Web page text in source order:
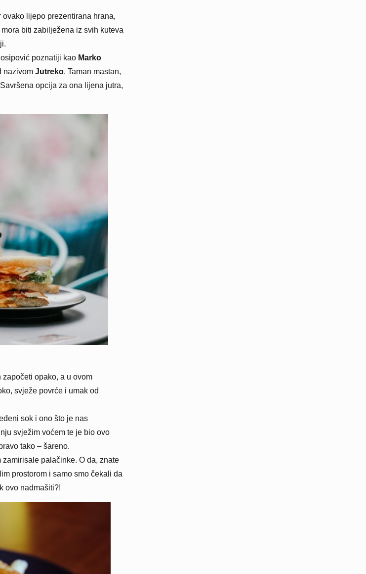
lijepo prezentirana hrana,
mora biti zabilježena iz svih kuteva
poznatiji kao Marko
nazivom Jutreko. Taman mastan,
opcija za ona lijena jutra,
opako, a u ovom
svježe povrće i umak od
sok i ono što je nas
svježim voćem te je bio ovo
tako – šareno.
palačinke. O da, znate
prostorom i samo smo čekali da
ovo nadmašiti?!